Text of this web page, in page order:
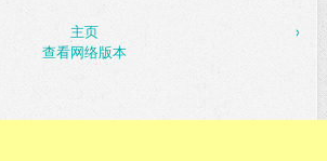
›
主页
查看网络版本